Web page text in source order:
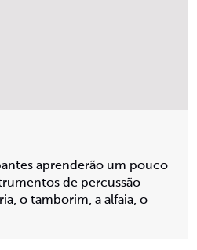
aprenderão um pouco
de percussão
o tamborim, a alfaia, o